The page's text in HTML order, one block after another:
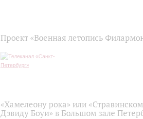
Проект «Военная летопись
«Хамелеону рока» или
Дэвиду Боуи» в Большом зале